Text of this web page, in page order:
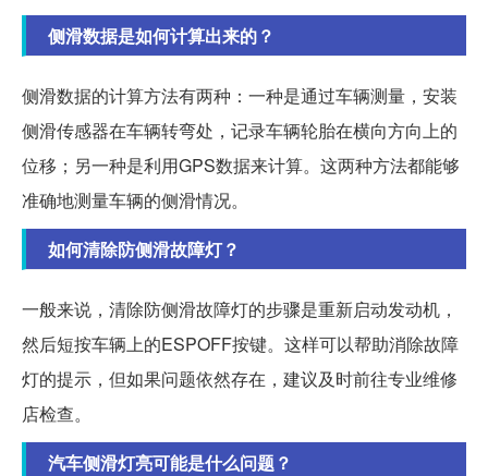
侧滑数据是如何计算出来的？
侧滑数据的计算方法有两种：一种是通过车辆测量，安装
侧滑传感器在车辆转弯处，记录车辆轮胎在横向方向上的
位移；另一种是利用GPS数据来计算。这两种方法都能够
准确地测量车辆的侧滑情况。
如何清除防侧滑故障灯？
一般来说，清除防侧滑故障灯的步骤是重新启动发动机，
然后短按车辆上的ESPOFF按键。这样可以帮助消除故障
灯的提示，但如果问题依然存在，建议及时前往专业维修
店检查。
汽车侧滑灯亮可能是什么问题？